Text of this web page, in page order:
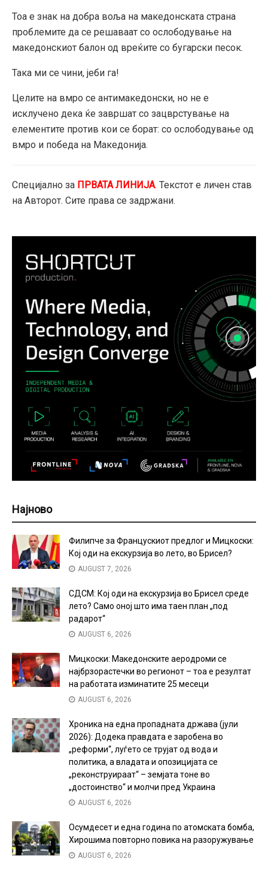
Тоа е знак на добра воља на македонската страна
проблемите да се решаваат со ослободување на
македонскиот балон од вреќите со бугарски песок.
Така ми се чини, јеби га!
Целите на вмро се антимакедонски, но не е
исклучено дека ќе завршат со зацврстување на
елементите против кои се борат: со ослободување од
вмро и победа на Македонија.
Специјално за ПРВАТА ЛИНИЈА. Текстот е личен став
на Авторот. Сите права се задржани.
Најново
Филипче за Францускиот предлог и Мицкоски:
Кој оди на екскурзија во лето, во Брисел?
AUGUST 7, 2026
СДСМ: Кој оди на екскурзија во Брисел среде
лето? Само оној што има таен план „под
радарот“
AUGUST 6, 2026
Мицкоски: Македонските аеродроми се
најбрзорастечки во регионот – тоа е резултат
на работата изминатите 25 месеци
AUGUST 6, 2026
Хроника на една пропадната држава (јули
2026): Додека правдата е заробена во
„реформи“, луѓето се трујат од вода и
политика, а владата и опозицијата се
„реконструираат“ – земјата тоне во
„достоинство“ и молчи пред Украина
AUGUST 6, 2026
Осумдесет и една година по атомската бомба,
Хирошима повторно повика на разоружување
AUGUST 6, 2026